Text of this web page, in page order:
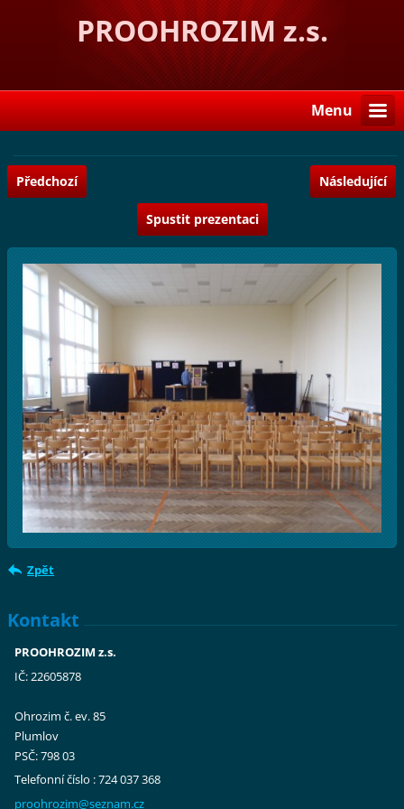
PROOHROZIM z.s.
Menu
Předchozí Následující
Spustit prezentaci
Zpět
Kontakt
PROOHROZIM z.s.
IČ: 22605878
Ohrozim č. ev. 85
Plumlov
PSČ: 798 03
Telefonní číslo : 724 037 368
proohrozim@seznam.cz